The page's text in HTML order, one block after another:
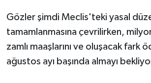
Gözler şimdi Meclis'teki yasal
tamamlanmasına çevrilirken,
zamlı maaşlarını ve oluşacak fark
ağustos ayı başında almayı